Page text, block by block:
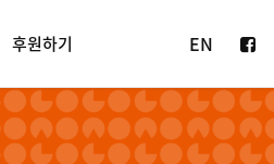
EN
후원하기